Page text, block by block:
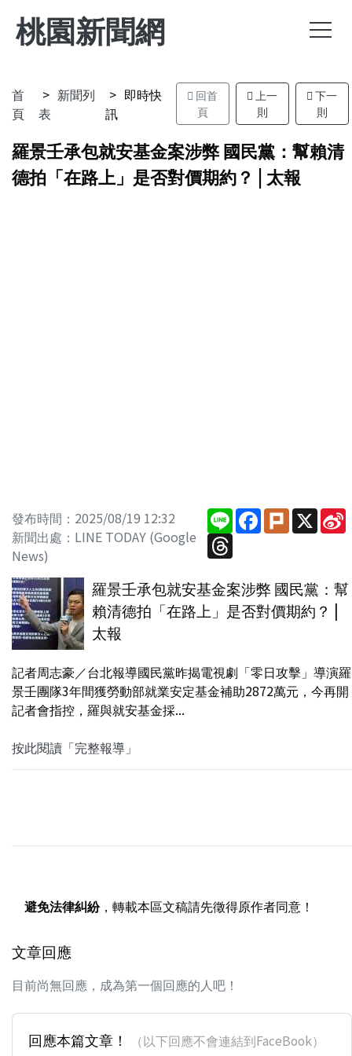
桃園新聞網
首
頁
新聞列
表
即時快
訊
回首
頁
上一
則
下一
則
羅景壬承包就安基金案涉弊 國民黨：幫賴清
德拍「在路上」是否對價期約？ | 太報
發布時間：2025/08/19 12:32
新聞出處：LINE TODAY (Google
News)
LineFacebook
PlurkX
Threads
羅景壬承包就安基金案涉弊 國民黨：幫
賴清德拍「在路上」是否對價期約？ |
太報
記者周志豪／台北報導國民黨昨揭電視劇「零日攻擊」導演羅
景壬團隊3年間獲勞動部就業安定基金補助2872萬元，今再開
記者會指控，羅與就安基金採...
按此閱讀「完整報導」
避免法律糾紛，轉載本區文稿請先徵得原作者同意！
文章回應
目前尚無回應，成為第一個回應的人吧！
回應本篇文章！
（以下回應不會連結到FaceBook）